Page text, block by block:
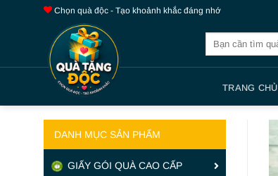
Chọn quà độc - Tạo khoảnh khắc đáng nhớ
kiếm:
TRANG CHỦ
DANH MỤC SẢN PHẨM
GIẤY GÓI QUÀ CAO CẤP